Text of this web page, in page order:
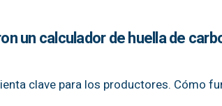
un calculador de huella de
clave para los productores. Cómo